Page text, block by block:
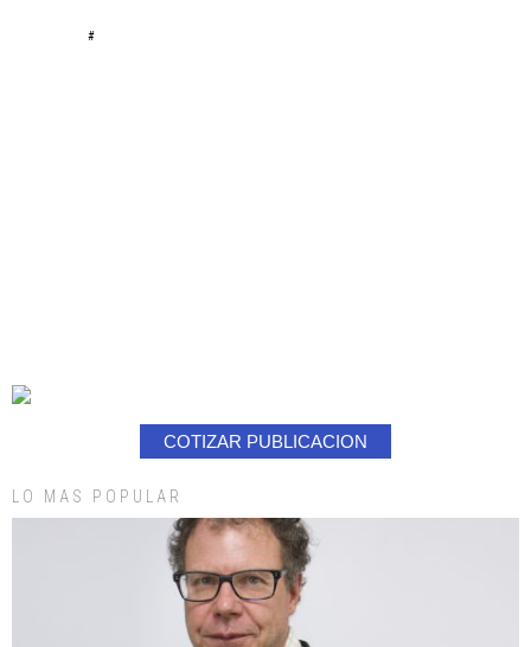
#
COTIZAR PUBLICACION
LO MAS POPULAR